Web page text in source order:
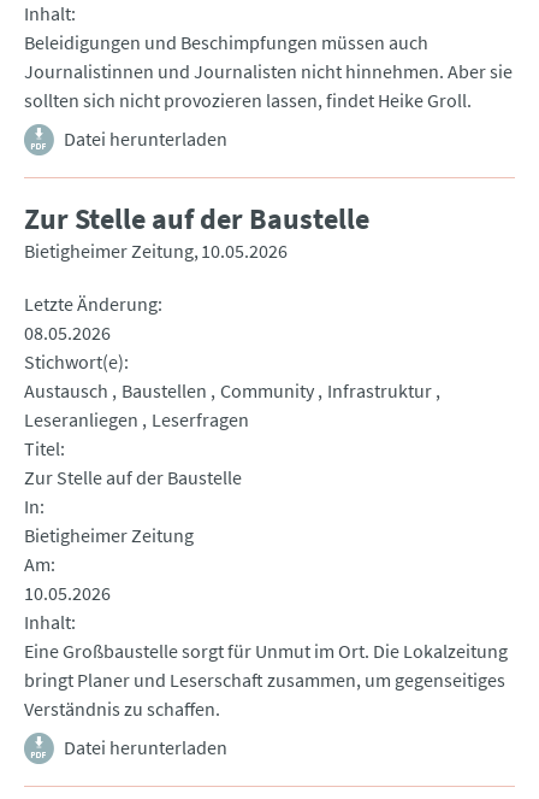
Inhalt
Beleidigungen und Beschimpfungen müssen auch
Journalistinnen und Journalisten nicht hinnehmen. Aber sie
sollten sich nicht provozieren lassen, findet Heike Groll.
Datei herunterladen
Zur Stelle auf der Baustelle
Bietigheimer Zeitung 10.05.2026
Letzte Änderung
08.05.2026
Stichwort(e)
Austausch
Baustellen Community Infrastruktur
Leseranliegen
Leserfragen
Titel
Zur Stelle auf der Baustelle
In
Bietigheimer Zeitung
Am
10.05.2026
Inhalt
Eine Großbaustelle sorgt für Unmut im Ort. Die Lokalzeitung
bringt Planer und Leserschaft zusammen, um gegenseitiges
Verständnis zu schaffen.
Datei herunterladen